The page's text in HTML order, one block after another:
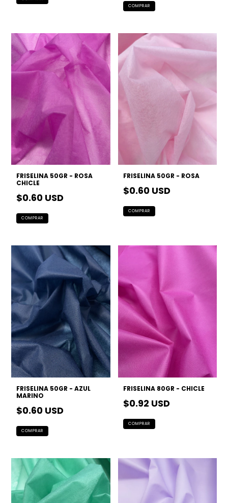
FRISELINA 50GR - ROSA
CHICLE
$0.60 USD
FRISELINA 50GR - ROSA
$0.60 USD
FRISELINA 50GR - AZUL
MARINO
$0.60 USD
FRISELINA 80GR - CHICLE
$0.92 USD